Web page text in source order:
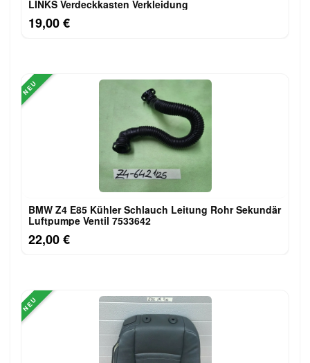
LINKS Verdeckkasten Verkleidung
19,00 €
NEU
BMW Z4 E85 Kühler Schlauch Leitung Rohr Sekundär
Luftpumpe Ventil 7533642
22,00 €
NEU